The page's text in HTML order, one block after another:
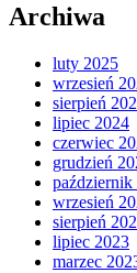
Archiwa
luty 2025
wrzesień
sierpień
lipiec 2024
czerwiec
grudzień
październik
wrzesień
sierpień
lipiec 2023
marzec